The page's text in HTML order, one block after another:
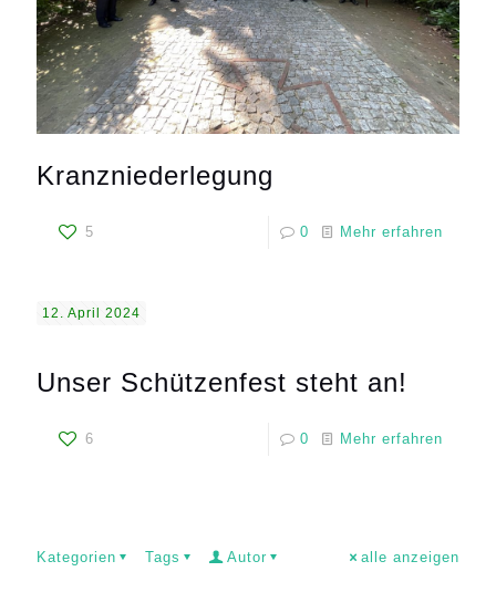
Kranzniederlegung
5 0 Mehr erfahren
12. April 2024
Unser Schützenfest steht an!
6 0 Mehr erfahren
Kategorien Tags Autor alle anzeigen